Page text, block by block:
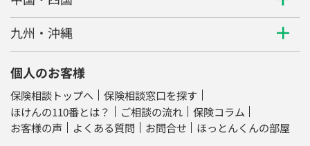
九州・沖縄
個人のお客様
保険相談トップへ
保険相談窓口を探す
ほけんの110番とは？
ご相談の流れ
保険コラム
お客様の声
よくある質問 お問合せ ほっとんくんの部屋